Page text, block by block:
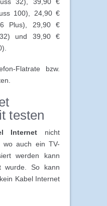
100), 24,90 €
Plus), 29,90 €
und 39,90 €
Flatrate bzw.
testen
Internet nicht
wo auch ein TV-
werden kann
wurde. So kann
Kabel Internet